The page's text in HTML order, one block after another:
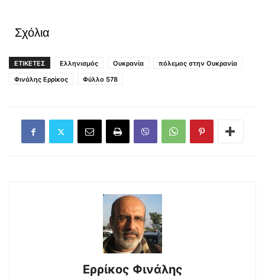
Σχόλια
ΕΤΙΚΕΤΕΣ Ελληνισμός Ουκρανία
πόλεμος στην Ουκρανία
Φινάλης Ερρίκος
Φύλλο 578
Ερρίκος Φινάλης